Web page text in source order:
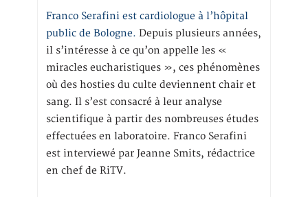
Franco Serafini est cardiologue à l’hôpital
public de Bologne. Depuis plusieurs années,
il s’intéresse à ce qu’on appelle les «
miracles eucharistiques », ces phénomènes
où des hosties du culte deviennent chair et
sang. Il s’est consacré à leur analyse
scientifique à partir des nombreuses études
effectuées en laboratoire. Franco Serafini
est interviewé par Jeanne Smits, rédactrice
en chef de RiTV.